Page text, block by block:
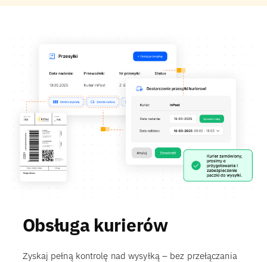
Obsługa kurierów
Zyskaj pełną kontrolę nad wysyłką – bez przełączania